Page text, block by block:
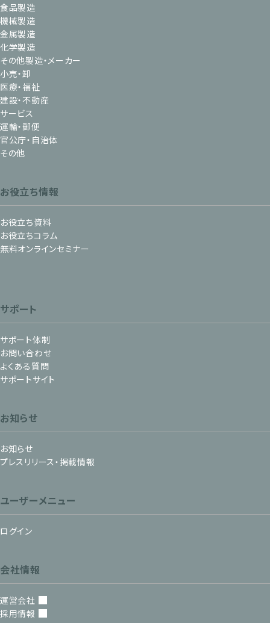
食品製造
機械製造
金属製造
化学製造
その他製造・メーカー
小売・卸
医療・福祉
建設・不動産
サービス
運輸・郵便
官公庁・自治体
その他
お役立ち情報
お役立ち資料
お役立ちコラム
無料オンラインセミナー
サポート
サポート体制
お問い合わせ
よくある質問
サポートサイト
お知らせ
お知らせ
プレスリリース・掲載情報
ユーザーメニュー
ログイン
会社情報
運営会社
採用情報